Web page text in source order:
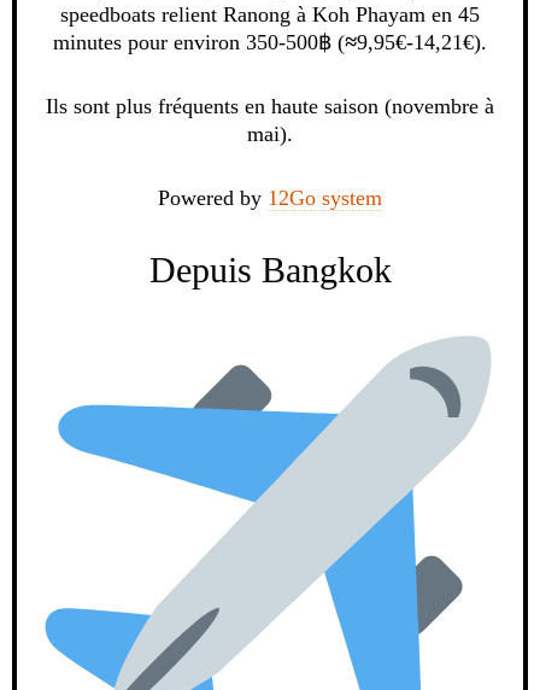
speedboats relient Ranong à Koh Phayam en 45
minutes pour environ 350-500฿ (≈9,95€-14,21€).
Ils sont plus fréquents en haute saison (novembre à
mai).
Powered by 12Go system
Depuis Bangkok